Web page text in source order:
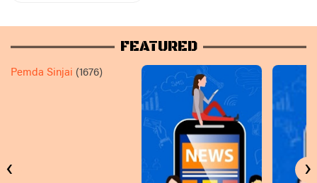
FEATURED
Pemda Sinjai (1676)
‹ ›